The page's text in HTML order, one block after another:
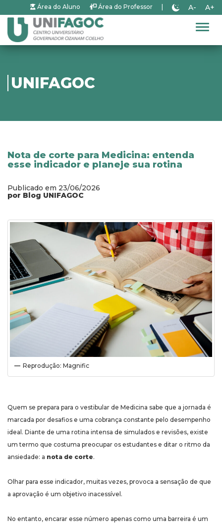
Área do Aluno Área do Professor A- A+
UNIFAGOC
Nota de corte para Medicina: entenda
esse indicador e planeje sua rotina
Publicado em 23/06/2026
por Blog UNIFAGOC
Reprodução: Magnific
Quem se prepara para o vestibular de Medicina sabe que a jornada é
marcada por desafios e uma cobrança constante pelo desempenho
ideal. Diante de uma rotina intensa de simulados e revisões, existe
um termo que costuma preocupar os estudantes e ditar o ritmo da
ansiedade: a nota de corte.
Olhar para esse indicador, muitas vezes, provoca a sensação de que
a aprovação é um objetivo inacessível.
No entanto, encarar esse número apenas como uma barreira é um